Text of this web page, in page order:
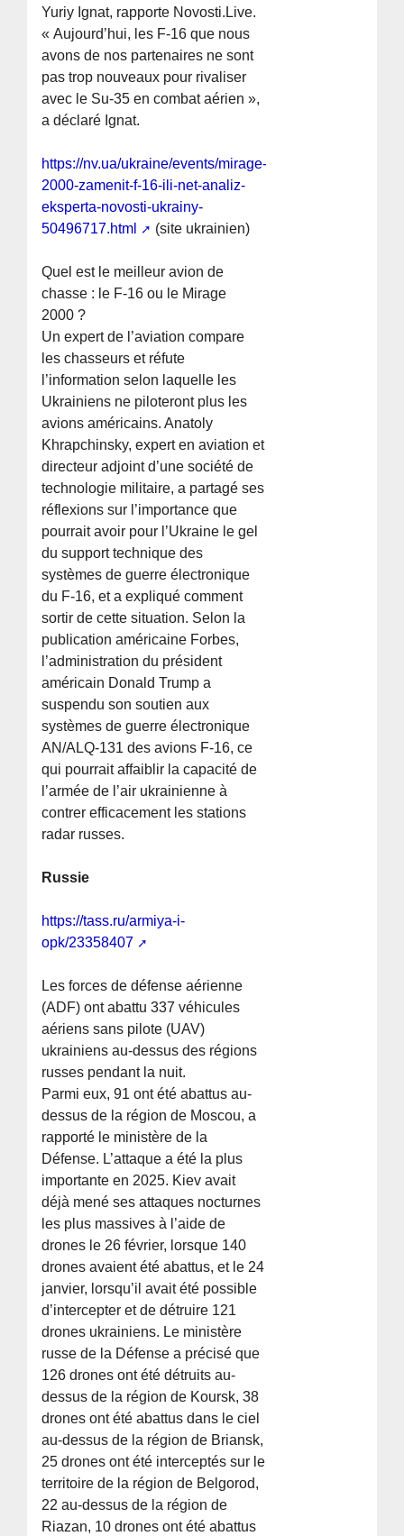
Yuriy Ignat, rapporte Novosti.Live.
« Aujourd’hui, les F-16 que nous
avons de nos partenaires ne sont
pas trop nouveaux pour rivaliser
avec le Su-35 en combat aérien »,
a déclaré Ignat.
https://nv.ua/ukraine/events/mirage-
2000-zamenit-f-16-ili-net-analiz-
eksperta-novosti-ukrainy-
50496717.html
(site ukrainien)
Quel est le meilleur avion de
chasse : le F-16 ou le Mirage
2000 ?
Un expert de l’aviation compare
les chasseurs et réfute
l’information selon laquelle les
Ukrainiens ne piloteront plus les
avions américains. Anatoly
Khrapchinsky, expert en aviation et
directeur adjoint d’une société de
technologie militaire, a partagé ses
réflexions sur l’importance que
pourrait avoir pour l’Ukraine le gel
du support technique des
systèmes de guerre électronique
du F-16, et a expliqué comment
sortir de cette situation. Selon la
publication américaine Forbes,
l’administration du président
américain Donald Trump a
suspendu son soutien aux
systèmes de guerre électronique
AN/ALQ-131 des avions F-16, ce
qui pourrait affaiblir la capacité de
l’armée de l’air ukrainienne à
contrer efficacement les stations
radar russes.
Russie
https://tass.ru/armiya-i-
opk/23358407
Les forces de défense aérienne
(ADF) ont abattu 337 véhicules
aériens sans pilote (UAV)
ukrainiens au-dessus des régions
russes pendant la nuit.
Parmi eux, 91 ont été abattus au-
dessus de la région de Moscou, a
rapporté le ministère de la
Défense. L’attaque a été la plus
importante en 2025. Kiev avait
déjà mené ses attaques nocturnes
les plus massives à l’aide de
drones le 26 février, lorsque 140
drones avaient été abattus, et le 24
janvier, lorsqu’il avait été possible
d’intercepter et de détruire 121
drones ukrainiens. Le ministère
russe de la Défense a précisé que
126 drones ont été détruits au-
dessus de la région de Koursk, 38
drones ont été abattus dans le ciel
au-dessus de la région de Briansk,
25 drones ont été interceptés sur le
territoire de la région de Belgorod,
22 au-dessus de la région de
Riazan, 10 drones ont été abattus